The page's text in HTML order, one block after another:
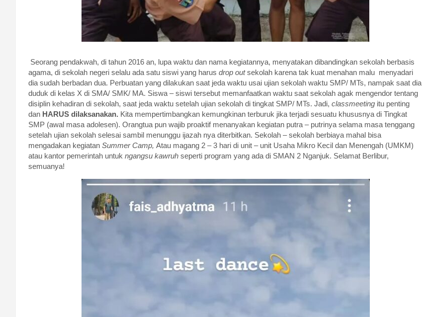
Seorang pendakwah, di tahun 2016 an, lupa waktu dan nama kegiatannya, menyatakan dibandingkan sekolah berbasis
agama, di sekolah negeri selalu ada satu siswi yang harus drop outsekolah karena tak kuat menahan malu menyadari
dia sudah berbadan dua. Perbuatan yang dilakukan saat jeda waktu usai ujian sekolah waktu SMP/ MTs, nampak saat dia
duduk di kelas X di SMA/ SMK/ MA. Siswa – siswi tersebut memanfaatkan waktu saat sekolah agak mengendor tentang
disiplin kehadiran di sekolah, saat jeda waktu setelah ujian sekolah di tingkat SMP/ MTs. Jadi, classmeeting itu penting
dan HARUS dilaksanakan. Kita mempertimbangkan kemungkinan terburuk jika terjadi sesuatu khususnya di Tingkat
SMP (awal masa adolesen). Orangtua pun wajib proaktif menanyakan kegiatan putra – putrinya selama masa tenggang
setelah ujian sekolah selesai sambil menunggu ijazah nya diterbitkan. Sekolah – sekolah berbiaya mahal bisa
mengadakan kegiatan Summer Camp, Atau magang 2 – 3 hari di unit – unit Usaha Mikro Kecil dan Menengah (UMKM)
atau kantor pemerintah untuk ngangsu kawruh seperti program yang ada di SMAN 2 Nganjuk. Selamat Berlibur,
semuanya!